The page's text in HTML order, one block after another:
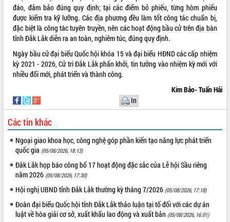
Tập huấn nâng cao năng lực triển khai
chuyển đổi số cho cán bộ, công chức
cấp xã
Đắk Lắk phát động hưởng ứng Ngày
Quyền của người tiêu dùng Việt Nam
2026
Đẩy mạnh cải cách hành chính, quyết
tâm đạt được mục tiêu tăng trưởng
Tổ chức trang trọng Lễ hội Đền thờ
Lương Văn Chánh năm 2026
Phó Bí thư Tỉnh ủy Đắk Lắk Đỗ Hữu
Huy giữ chức Bí thư Đảng ủy Ủy Ban
Nhân dân tỉnh
số y tế tại Đắk Lắk
Chuyển đổi số thư viện: Mở rộng
không gian tri thức trong thời đại số
Đánh giá, rút kinh nghiệm công tác tổ
chức diễn tập trước ngày bầu cử
đáo, đảm bảo đúng quy định; tại các điểm bỏ phiếu, từng hòm phiếu
được kiểm tra kỹ lưỡng. Các địa phương đều làm tốt công tác chuẩn bị,
đặc biệt là công tác tuyên truyền, nên các hoạt động bầu cử trên địa bàn
tỉnh Đắk Lắk diễn ra an toàn, nghiêm túc, đúng quy định.
Ngày bầu cử đại biểu Quốc hội khóa 15 và đại biểu HĐND các cấp nhiệm
kỳ 2021 - 2026, Cử tri Đắk Lắk phấn khởi, tin tưởng vào nhiệm kỳ mới với
nhiều đổi mới, phát triển và thành công.
Kim Bảo- Tuấn Hải
In
Các tin khác
Ngoại giao khoa học, công nghệ góp phần kiến tạo năng lực phát triển
quốc gia (05/08/2026, 18:13)
Đắk Lắk họp báo công bố 17 hoạt động đặc sắc của Lễ hội Sầu riêng
năm 2026 (05/08/2026, 17:30)
Hội nghị UBND tỉnh Đắk Lắk thường kỳ tháng 7/2026 (05/08/2026, 17:18)
Đoàn đại biểu Quốc hội tỉnh Đắk Lắk thảo luận tại tổ đối với các dự án
luật về hòa giải cơ sở, xuất khẩu lao động và xuất bản (05/08/2026, 16:01)